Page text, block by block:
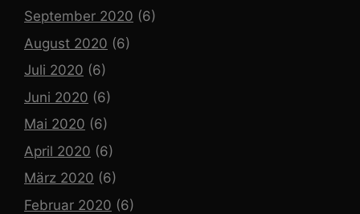
September 2020 (6)
August 2020 (6)
Juli 2020 (6)
Juni 2020 (6)
Mai 2020 (6)
April 2020 (6)
März 2020 (6)
Februar 2020 (6)